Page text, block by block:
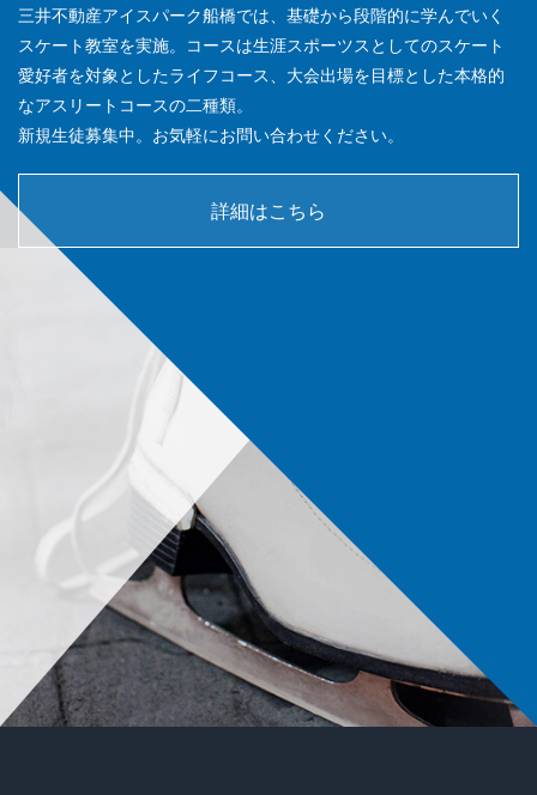
三井不動産アイスパーク船橋では、基礎から段階的に学んでいく
スケート教室を実施。コースは生涯スポーツスとしてのスケート
愛好者を対象としたライフコース、大会出場を目標とした本格的
なアスリートコースの二種類。
新規生徒募集中。お気軽にお問い合わせください。
詳細はこちら